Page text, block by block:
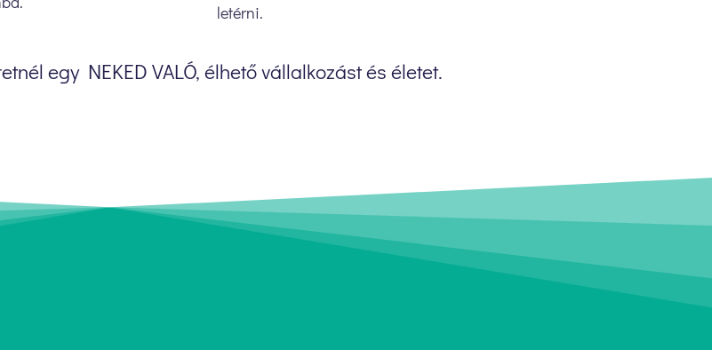
letérni.
egy NEKED VALÓ, élhető vállalkozást és életet.